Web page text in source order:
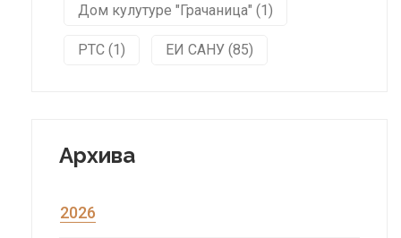
Дом кулутуре "Грачаница" (1)
РТС (1) ЕИ САНУ (85)
Архива
2026